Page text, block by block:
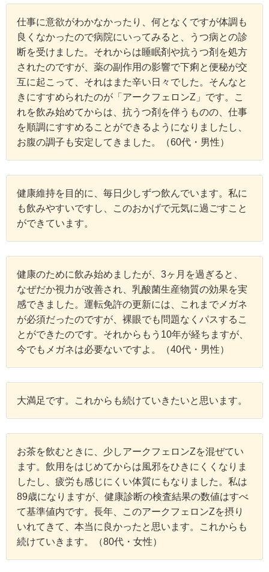
仕事に意欲がわかなかったり、何となくですが体調も
良くなかったので病院にいってみると、うつ病との診
断を受けました。それからは睡眠剤や抗うつ剤を処方
されたのですが、薬の副作用の影響で下痢と便秘が交
互に起こって、それはまた辛い日々でした。そんなと
きにすすめられたのが「アークフェロンZ」です。こ
れを飲み始めてからは、抗うつ剤を伴うものの、仕事
を順調にすすめることができるようになりましたし、
お腹の調子も安定してきました。（60代・男性）
健康維持を目的に、毎日少しずつ飲んでいます。私に
も飲みやすいですし、このおかげで元気に過ごすこと
ができています。
健康のために飲み始めましたが、3ヶ月を過ぎると、
なぜだか視力が改善され、乳酸菌生産物質の効果を実
感できました。運転免許の更新には、これまでメガネ
が必須だったのですが、裸眼でも問題なくパスするこ
とができたのです。それからもう10年が経ちますが、
今でもメガネは必要ないですよ。（40代・男性）
大満足です。これからも続けていきたいと思います。
お茶を飲むときに、少しアークフェロンZを混ぜてい
ます。飲用をはじめてからは風邪をひきにくくなりま
したし、疲労も感じにくい体質にもなりました。私は
89歳になりますが、健康診断の検査結果の数値はすべ
て基準値内です。長年、このアークフェロンZを摂り
いれてきて、本当に良かったと思います。これからも
続けていきます。（80代・女性）